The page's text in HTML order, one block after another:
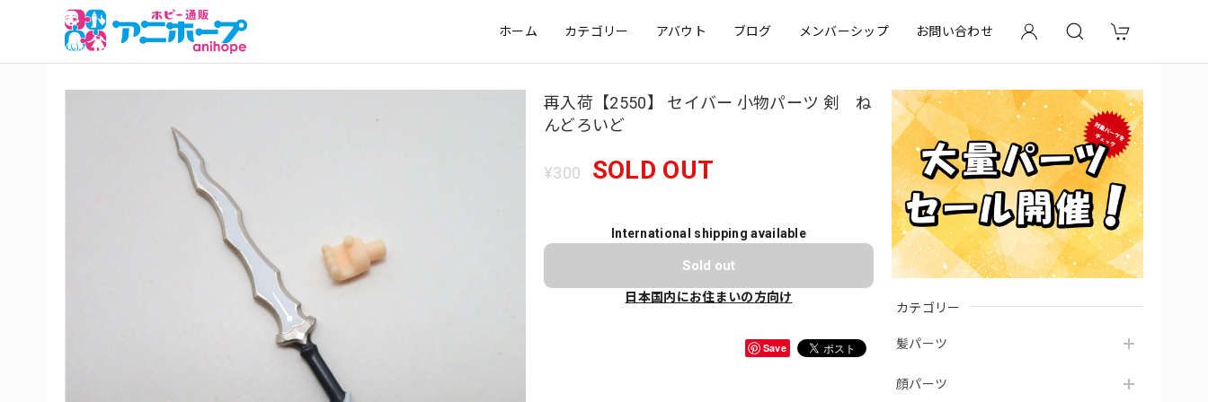
ホーム カテゴリー アバウト ブログ メンバーシップ お問い合わせ
カテゴリー
髪パーツ
顔パーツ
再入荷【2550】 セイバー 小物パーツ 剣 ね
んどろいど
¥300 SOLD OUT
International shipping available
Sold out
日本国内にお住まいの方向け
Save